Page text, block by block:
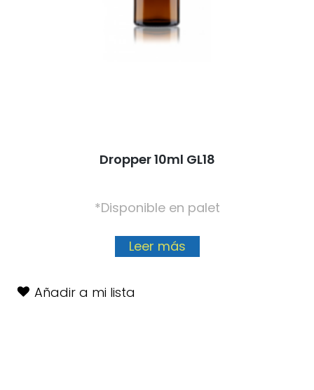
Dropper 10ml GL18
*Disponible en palet
Leer más
Añadir a mi lista